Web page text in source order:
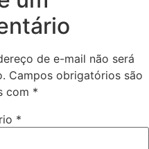
de e-mail não será
Campos obrigatórios são
com *
*